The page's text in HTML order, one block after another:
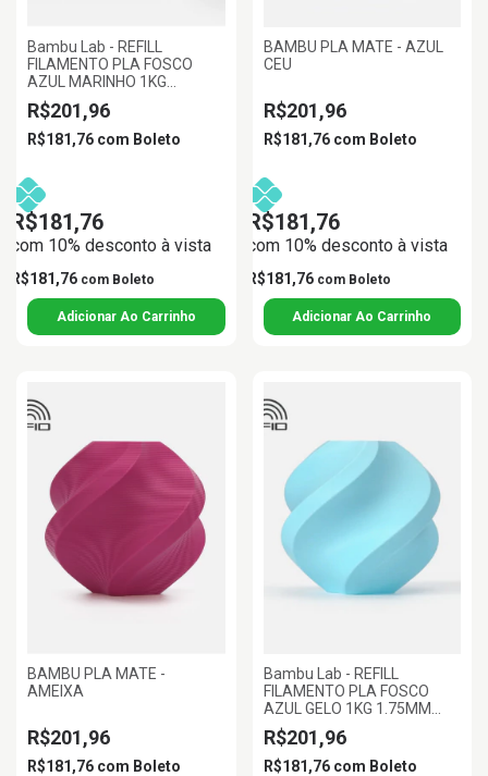
Bambu Lab - REFILL
FILAMENTO PLA FOSCO
AZUL MARINHO 1KG
1.75MM BAMBU LAB
R$201,96
R$181,76 com Boleto
R$181,76
com 10% desconto à vista
R$181,76 com Boleto
BAMBU PLA MATE - AZUL
CEU
R$201,96
R$181,76 com Boleto
R$181,76
com 10% desconto à vista
R$181,76 com Boleto
BAMBU PLA MATE -
AMEIXA
R$201,96
R$181,76 com Boleto
Bambu Lab - REFILL
FILAMENTO PLA FOSCO
AZUL GELO 1KG 1.75MM
BAMBU LAB
R$201,96
R$181,76 com Boleto